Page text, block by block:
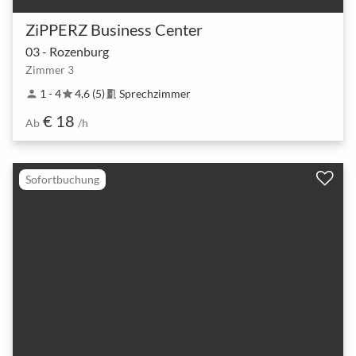
ZiPPERZ Business Center
03 - Rozenburg
Zimmer 3
person 1 - 4star4,6 (5) meeting_room Sprechzimmer
Ab € 18 /h
Sofortbuchung